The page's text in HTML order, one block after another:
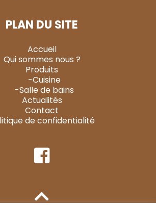
PLAN DU SITE
Accueil
Qui sommes nous ?
Produits
-Cuisine
-Salle de bains
Actualités
Contact
de confidentialité